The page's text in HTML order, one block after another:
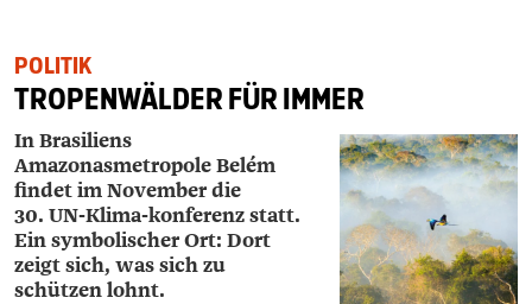
POLITIK
TROPENWÄLDER FÜR IMMER
In Brasiliens
Amazonasmetropole Belém
findet im November die
30. UN-Klima­-konferenz statt.
Ein symbolischer Ort: Dort
zeigt sich, was sich zu
schützen lohnt.